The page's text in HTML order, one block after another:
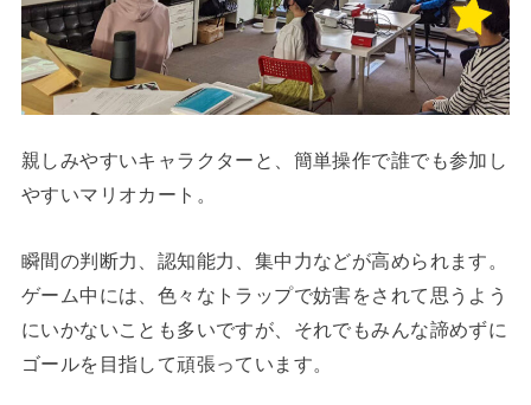
親しみやすいキャラクターと、簡単操作で誰でも参加し
やすいマリオカート。
瞬間の判断力、認知能力、集中力などが高められます。
ゲーム中には、色々なトラップで妨害をされて思うよう
にいかないことも多いですが、それでもみんな諦めずに
ゴールを目指して頑張っています。